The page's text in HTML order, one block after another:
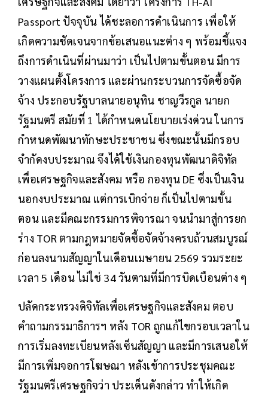
Passport ปัจจุบัน ได้ชะลอการดำเนินการ เพื่อให้
เกิดความชัดเจนจากข้อเสนอแนะต่าง ๆ พร้อมชี้แจง
ถึงการดำเนินที่ผ่านมาว่า เป็นไปตามขั้นตอน มีการ
วางแผนตั้งโครงการ และผ่านกระบวนการจัดซื้อจัด
จ้าง ประกอบรัฐบาลนายอนุทิน ชาญวีรกูล นายก
รัฐมนตรี สมัยที่ 1 ได้กำหนดนโยบายเร่งด่วน ในการ
กำหนดพัฒนาทักษะประชาชน ซึ่งขณะนั้นมีกรอบ
จำกัดงบประมาณ จึงได้ใช้เงินกองทุนพัฒนาดิจิทัล
เพื่อเศรษฐกิจและสังคม หรือ กองทุน DE ซึ่งเป็นเงิน
นอกงบประมาณ แต่การเบิกจ่าย ก็เป็นไปตามขั้น
ตอน และมีคณะกรรมการพิจารณา จนนำมาสู่การยก
ร่าง TOR ตามกฎหมายจัดซื้อจัดจ้างครบถ้วนสมบูรณ์
ก่อนลงนามสัญญาในเดือนเมษายน 2569 รวมระยะ
เวลา 5 เดือน ไม่ใช่ 34 วันตามที่มีการบิดเบือนต่าง ๆ
ปลัดกระทรวงดิจิทัลเพื่อเศรษฐกิจและสังคม ตอบ
คำถามกรรมาธิการฯ หลัง TOR ถูกแก้ไขกรอบเวลาใน
การเริ่มลงทะเบียนหลังเซ็นสัญญา และมีการเสนอให้
มีการเพิ่มจอการโฆษณา หลังเข้าการประชุมคณะ
รัฐมนตรีเศรษฐกิจว่า ประเด็นดังกล่าว ทำให้เกิด